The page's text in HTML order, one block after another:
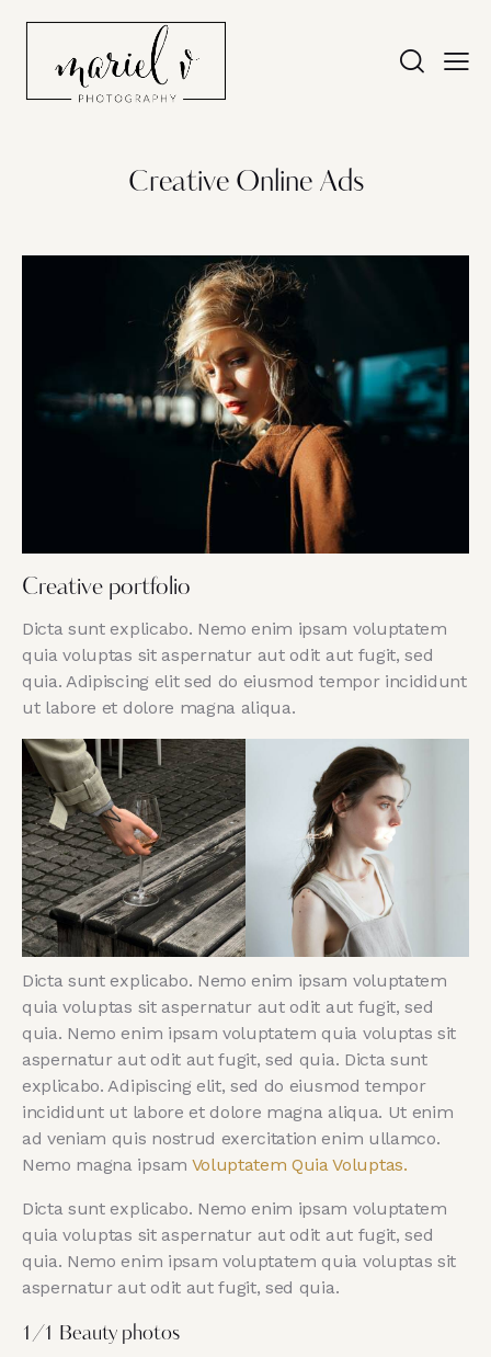
Creative Online Ads
Creative portfolio
Dicta sunt explicabo. Nemo enim ipsam voluptatem
quia voluptas sit aspernatur aut odit aut fugit, sed
quia. Adipiscing elit sed do eiusmod tempor incididunt
ut labore et dolore magna aliqua.
Dicta sunt explicabo. Nemo enim ipsam voluptatem
quia voluptas sit aspernatur aut odit aut fugit, sed
quia. Nemo enim ipsam voluptatem quia voluptas sit
aspernatur aut odit aut fugit, sed quia. Dicta sunt
explicabo. Adipiscing elit, sed do eiusmod tempor
incididunt ut labore et dolore magna aliqua. Ut enim
ad veniam quis nostrud exercitation enim ullamco.
Nemo magna ipsam Voluptatem Quia Voluptas.
Dicta sunt explicabo. Nemo enim ipsam voluptatem
quia voluptas sit aspernatur aut odit aut fugit, sed
quia. Nemo enim ipsam voluptatem quia voluptas sit
aspernatur aut odit aut fugit, sed quia.
1/1 Beauty photos